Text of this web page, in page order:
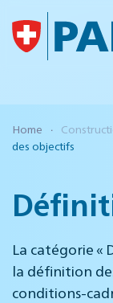
Accéder au
Home
des objectifs
La catégorie «
la définition
conditions-